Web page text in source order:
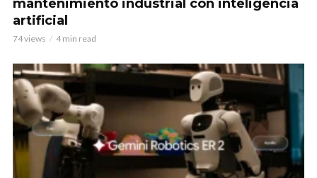
mantenimiento industrial con inteligencia
artificial
74 views 4 min read